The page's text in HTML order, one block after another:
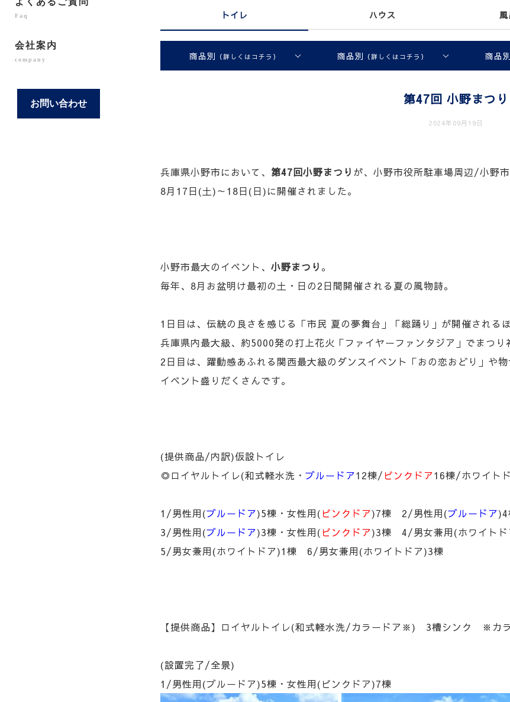
Faq
会社案内
company
お問い合わせ
トイレ ハウス
商品別 （詳しくはコチラ） 商品別 （詳しくはコチラ） 商品別
第47回 小野まつり
2024年09月19日
兵庫県小野市において、 第47回小野まつり が、小野市役所駐車場周辺/小野
8月17日(土)～18日(日)に開催されました。
小野市最大のイベント、 小野まつり 。
毎年、8月お盆明け最初の土・日の2日間開催される夏の風物詩。
1日目は、伝統の良さを感じる「市民 夏の夢舞台」「総踊り」が開催されるほ
兵庫県内最大級、約5000発の打上花火「ファイヤーファンタジア」でまつり
2日目は、躍動感あふれる関西最大級のダンスイベント「おの恋おどり」や
イベント盛りだくさんです。
(提供商品/内訳)仮設トイレ
◎ロイヤルトイレ(和式軽水洗・ ブルードア12棟/ ピンクドア16棟/ホワイト
1/男性用(ブルードア)5棟・女性用( ピンクドア)7棟 2/男性用(ブルードア)4
3/男性用(ブルードア)3棟・女性用( ピンクドア)3棟 4/男女兼用(ホワイ
5/男女兼用(ホワイトドア)1棟 6/男女兼用(ホワイトドア)3棟
【提供商品】ロイヤルトイレ(和式軽水洗/カラードア※) 3槽シンク ※カ
(設置完了/全景)
1/男性用(ブルードア)5棟・女性用(ピンクドア)7棟